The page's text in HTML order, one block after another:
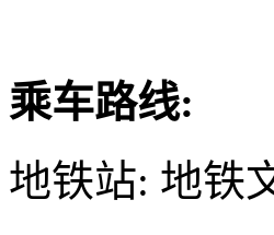
乘车路线:
地铁站: 地铁